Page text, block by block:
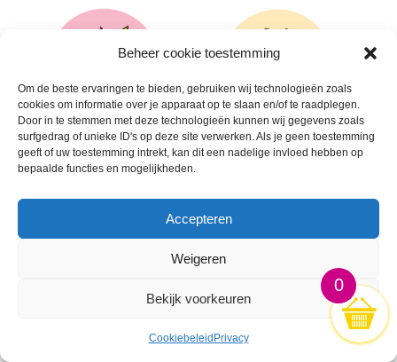
Beheer cookie toestemming
Om de beste ervaringen te bieden, gebruiken wij technologieën zoals
cookies om informatie over je apparaat op te slaan en/of te raadplegen.
Door in te stemmen met deze technologieën kunnen wij gegevens zoals
surfgedrag of unieke ID's op deze site verwerken. Als je geen toestemming
geeft of uw toestemming intrekt, kan dit een nadelige invloed hebben op
bepaalde functies en mogelijkheden.
Accepteren
Weigeren
Bekijk voorkeuren
Cookiebeleid Privacy
🛒
0